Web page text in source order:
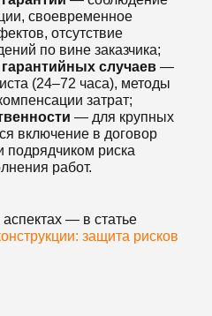
своевременное
отсутствие
по вине заказчика;
случаев —
(24–72 часа), методы
затрат;
— для крупных
включение в договор
подрядчиком риска
работ.
— в статье
защита рисков